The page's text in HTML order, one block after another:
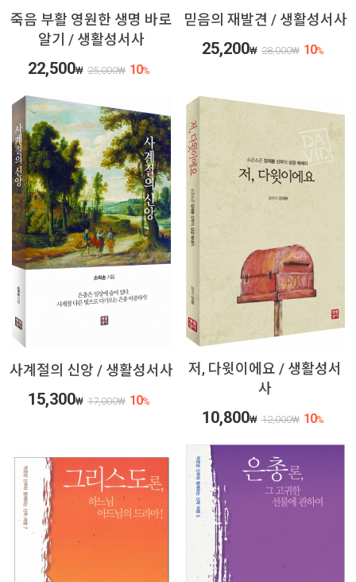
죽음 부활 영원한 생명 바로
알기 / 생활성서사
22,500₩ 25,000₩ 10%
믿음의 재발견 / 생활성서사
25,200₩ 28,000₩ 10%
사계절의 신앙 / 생활성서사
15,300₩ 17,000₩ 10%
저, 다윗이에요 / 생활성서
사
10,800₩ 12,000₩ 10%